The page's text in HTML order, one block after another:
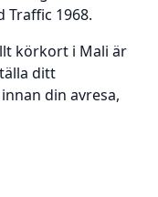
Traffic 1968.
körkort i Mali är
ditt
din avresa,